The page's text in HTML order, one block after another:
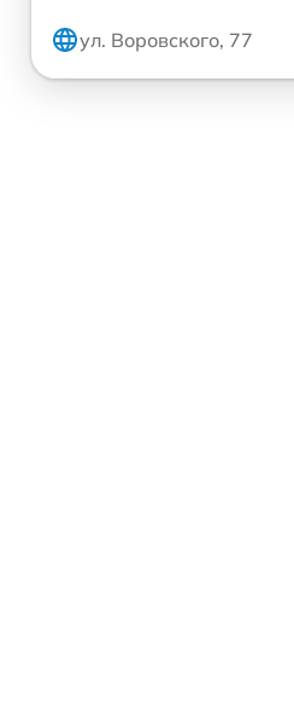
ул. Воровского, 77